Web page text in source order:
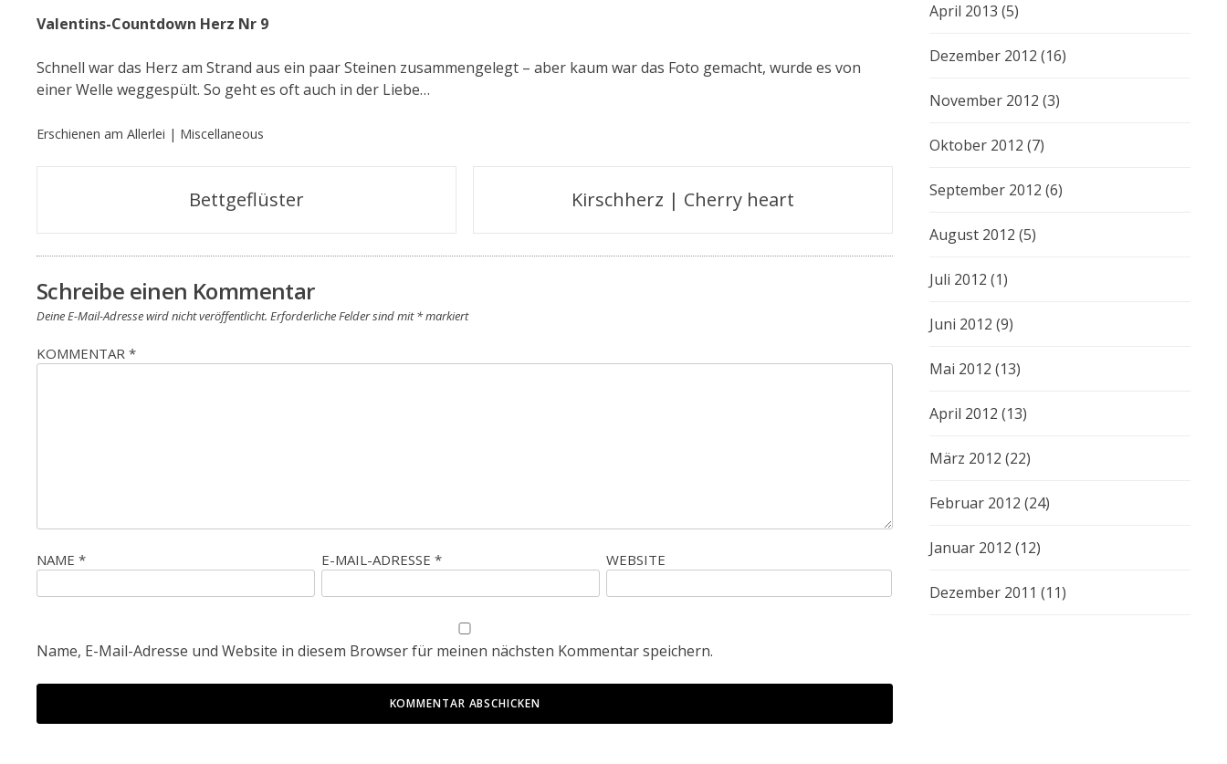
Valentins-Countdown Herz Nr 9
Schnell war das Herz am Strand aus ein paar Steinen zusammengelegt – aber kaum war das Foto gemacht, wurde es von
einer Welle weggespült. So geht es oft auch in der Liebe…
Erschienen am Allerlei | Miscellaneous
Beitragsnavigation
Bettgeflüster Kirschherz | Cherry heart
Schreibe einen Kommentar
Deine E-Mail-Adresse wird nicht veröffentlicht. Erforderliche Felder sind mit*markiert
KOMMENTAR *
NAME * E-MAIL-ADRESSE* WEBSITE
Name, E-Mail-Adresse und Website in diesem Browser für meinen nächsten Kommentar speichern.
April 2013 (5)
Dezember 2012 (16)
November 2012 (3)
Oktober 2012 (7)
September 2012 (6)
August 2012 (5)
Juli 2012 (1)
Juni 2012 (9)
Mai 2012 (13)
April 2012 (13)
März 2012 (22)
Februar 2012 (24)
Januar 2012 (12)
Dezember 2011 (11)